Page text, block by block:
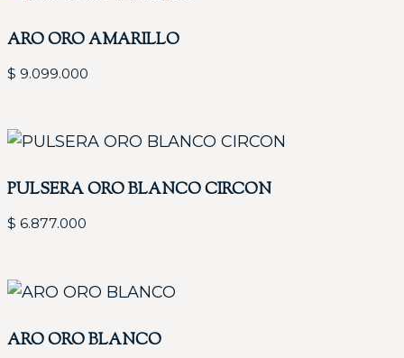
ARO ORO AMARILLO
$ 9.099.000
PULSERA ORO BLANCO CIRCON
$ 6.877.000
ARO ORO BLANCO